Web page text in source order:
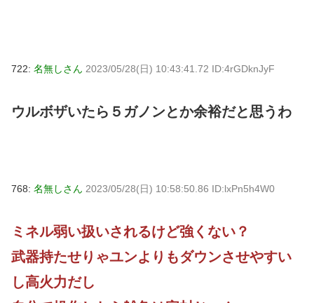
722: 名無しさん 2023/05/28(日) 10:43:41.72 ID:4rGDknJyF
ウルボザいたら５ガノンとか余裕だと思うわ
768: 名無しさん 2023/05/28(日) 10:58:50.86 ID:lxPn5h4W0
ミネル弱い扱いされるけど強くない？
武器持たせりゃユンよりもダウンさせやすい
し高火力だし